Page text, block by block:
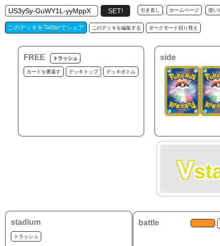
引き直し ホームページ 使い
このデッキをTwitterでシェア このデッキを編集する ダークモード切り替え
FREE トラッシュ
カードを裏返す デッキトップ デッキボトム
side
V
stadium
トラッシュ
battle